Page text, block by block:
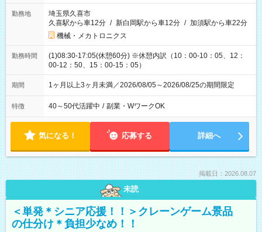
勤務地
埼玉県久喜市
久喜駅から車12分 / 新白岡駅から車12分 / 加須駅から車22分
機械・メカトロニクス
勤務時間
(1)08:30-17:05(休憩60分) ※休憩内訳（10：00-10：05、12：
00-12：50、15：00-15：05）
期間 1ヶ月以上3ヶ月未満／2026/08/05～2026/08/25の期間限定
特徴 40～50代活躍中 / 副業・WワークOK
気になる！ 応募する 詳細へ
掲載日：2026.08.07
未読
＜単発＊シニア応援！！＞クレーンゲーム景品
の仕分け＊負担少なめ！！